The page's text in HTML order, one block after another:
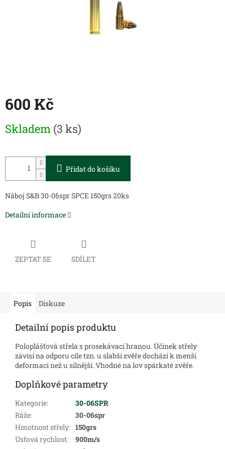
600 Kč
cena:
Skladem (3 ks)
Přidat do košíku
Náboj S&B 30-06spr SPCE 150grs 20ks
Detailní informace
ZEPTAT SE SDÍLET
Popis Diskuze
Detailní popis produktu
Poloplášťová střela s prosekávací hranou. Účinek střely
závisí na odporu cíle tzn. u slabší zvěře dochází k menší
deformaci než u silnější. Vhodné na lov spárkaté zvěře.
Doplňkové parametry
Kategorie:
30-06SPR
Ráže:
30-06spr
Hmotnost střely: 150grs
Úsťová rychlost:
900m/s